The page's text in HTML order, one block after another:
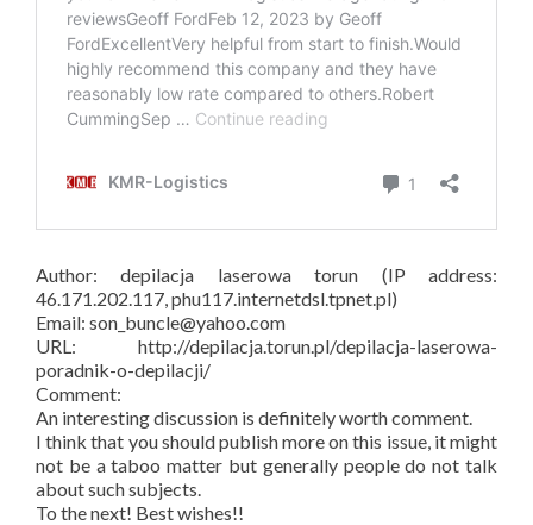
Author: depilacja laserowa torun (IP address:
46.171.202.117, phu117.internetdsl.tpnet.pl)
Email: son_buncle@yahoo.com
URL: http://depilacja.torun.pl/depilacja-laserowa-
poradnik-o-depilacji/
Comment:
An interesting discussion is definitely worth comment.
I think that you should publish more on this issue, it might
not be a taboo matter but generally people do not talk
about such subjects.
To the next! Best wishes!!